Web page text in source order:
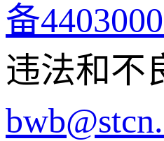
备
违法和不